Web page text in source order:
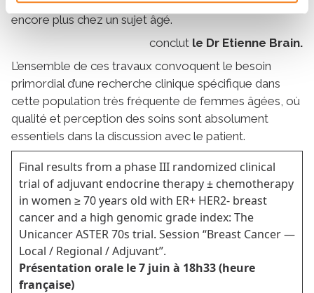
encore plus chez un sujet âgé.
conclut le Dr Etienne Brain.
L’ensemble de ces travaux convoquent le besoin
primordial d’une recherche clinique spécifique dans
cette population très fréquente de femmes âgées, où
qualité et perception des soins sont absolument
essentiels dans la discussion avec le patient.
Final results from a phase III randomized clinical
trial of adjuvant endocrine therapy ± chemotherapy
in women ≥ 70 years old with ER+ HER2- breast
cancer and a high genomic grade index: The
Unicancer ASTER 70s trial. Session “Breast Cancer —
Local / Regional / Adjuvant”.
Présentation orale le 7 juin à 18h33 (heure
française)